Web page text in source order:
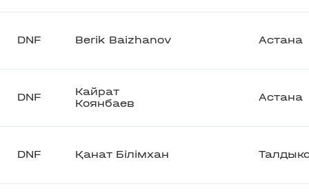
DNF Berik Baizhanov Астана
DNF
Кайрат
Коянбаев
Астана
DNF Қанат Білімхан